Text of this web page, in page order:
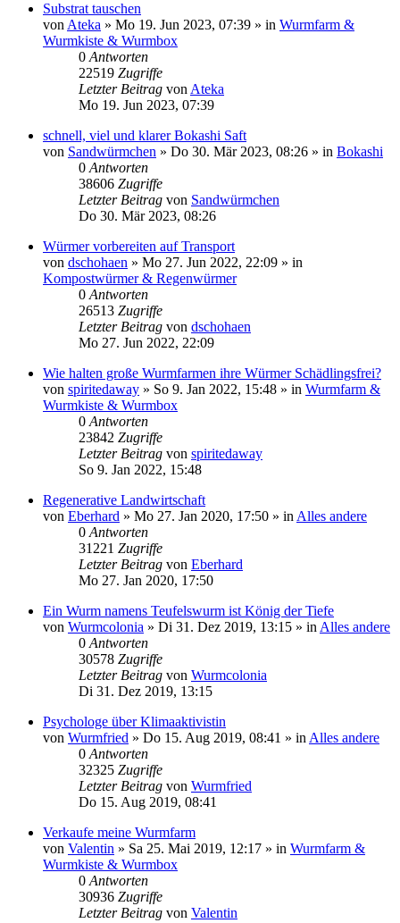
Substrat tauschen
von Ateka » Mo 19. Jun 2023, 07:39 » in Wurmfarm &
Wurmkiste & Wurmbox
0 Antworten
22519 Zugriffe
Letzter Beitrag von Ateka
Mo 19. Jun 2023, 07:39
schnell, viel und klarer Bokashi Saft
von Sandwürmchen » Do 30. Mär 2023, 08:26 » in Bokashi
0 Antworten
38606 Zugriffe
Letzter Beitrag von Sandwürmchen
Do 30. Mär 2023, 08:26
Würmer vorbereiten auf Transport
von dschohaen » Mo 27. Jun 2022, 22:09 » in
Kompostwürmer & Regenwürmer
0 Antworten
26513 Zugriffe
Letzter Beitrag von dschohaen
Mo 27. Jun 2022, 22:09
Wie halten große Wurmfarmen ihre Würmer Schädlingsfrei?
von spiritedaway » So 9. Jan 2022, 15:48 » in Wurmfarm &
Wurmkiste & Wurmbox
0 Antworten
23842 Zugriffe
Letzter Beitrag von spiritedaway
So 9. Jan 2022, 15:48
Regenerative Landwirtschaft
von Eberhard » Mo 27. Jan 2020, 17:50 » in Alles andere
0 Antworten
31221 Zugriffe
Letzter Beitrag von Eberhard
Mo 27. Jan 2020, 17:50
Ein Wurm namens Teufelswurm ist König der Tiefe
von Wurmcolonia » Di 31. Dez 2019, 13:15 » in Alles andere
0 Antworten
30578 Zugriffe
Letzter Beitrag von Wurmcolonia
Di 31. Dez 2019, 13:15
Psychologe über Klimaaktivistin
von Wurmfried » Do 15. Aug 2019, 08:41 » in Alles andere
0 Antworten
32325 Zugriffe
Letzter Beitrag von Wurmfried
Do 15. Aug 2019, 08:41
Verkaufe meine Wurmfarm
von Valentin » Sa 25. Mai 2019, 12:17 » in Wurmfarm &
Wurmkiste & Wurmbox
0 Antworten
30936 Zugriffe
Letzter Beitrag von Valentin